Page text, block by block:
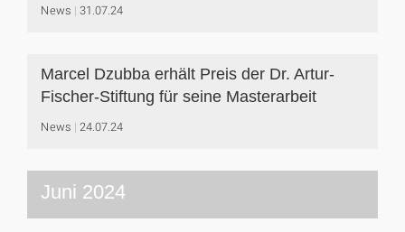
News 31.07.24
Marcel Dzubba erhält Preis der Dr. Artur-
Fischer-Stiftung für seine Masterarbeit
News 24.07.24
Juni 2024